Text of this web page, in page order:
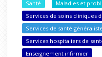
Santé
Maladies et
Services de soins cliniques
Services de santé
Services hospitaliers de
Enseignement infirmier